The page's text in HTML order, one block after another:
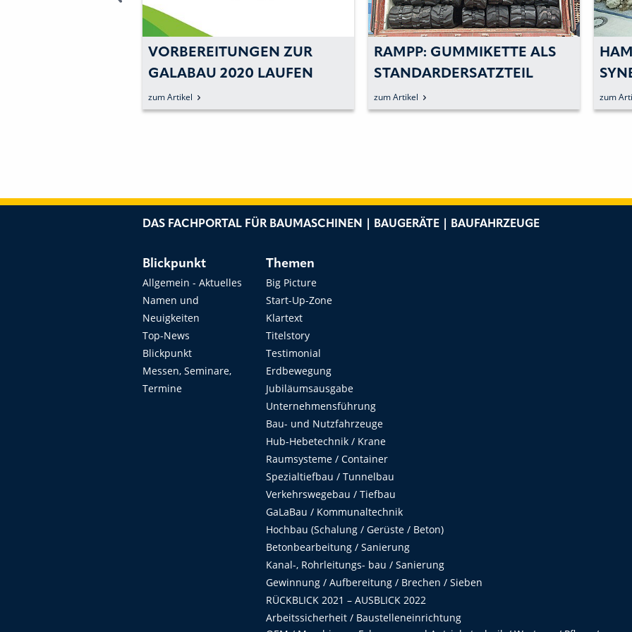
RAMPP: GUMMIKETTE ALS
STANDARDERSATZTEIL
VERFÜGBAR
zum Artikel
HAMM: »ATTRAKTIVE
SYNERGIEN« IM ERDBAU
zum Artikel zum
DAS FACHPORTAL FÜR BAUMASCHINEN | BAUGERÄTE | BAUFAHRZEUGE
Blickpunkt
Allgemein - Aktuelles
Namen und
Neuigkeiten
Top-News
Blickpunkt
Messen, Seminare,
Termine
Themen
Big Picture
Start-Up-Zone
Klartext
Titelstory
Testimonial
Erdbewegung
Jubiläumsausgabe
Unternehmensführung
Bau- und Nutzfahrzeuge
Hub-Hebetechnik / Krane
Raumsysteme / Container
Spezialtiefbau / Tunnelbau
Verkehrswegebau / Tiefbau
GaLaBau / Kommunaltechnik
Hochbau (Schalung / Gerüste / Beton)
Betonbearbeitung / Sanierung
Kanal-, Rohrleitungs- bau / Sanierung
Gewinnung / Aufbereitung / Brechen / Sieben
RÜCKBLICK 2021 – AUSBLICK 2022
Arbeitssicherheit / Baustelleneinrichtung